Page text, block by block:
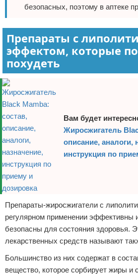
безопасных, поэтому в аптеке
Препараты с
эффектом, которые
похудеть
Вам будет
Жиросжигатель
описание, аналоги,
инструкция по
Препараты-жиросжигатели с
регулярном применении эффективны
безопасны для состояния здоровья.
лекарственных средств называют
Большинство из них содержат в
вещество, которое сорбирует жиры и